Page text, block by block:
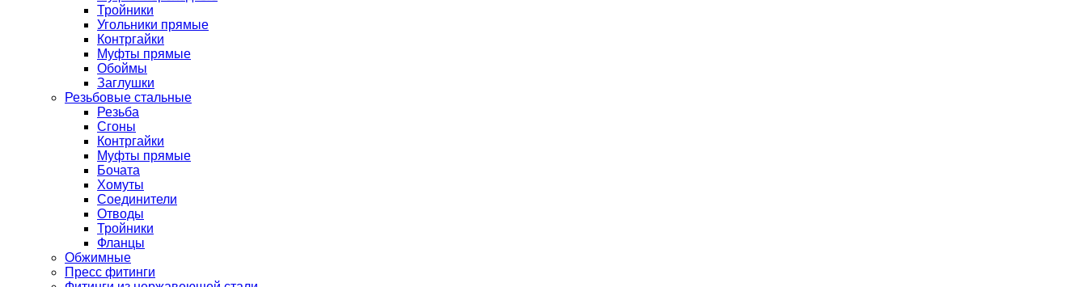
Тройники
Угольники прямые
Контргайки
Муфты прямые
Обоймы
Заглушки
Резьбовые стальные
Резьба
Сгоны
Контргайки
Муфты прямые
Бочата
Хомуты
Соединители
Отводы
Тройники
Фланцы
Обжимные
Пресс фитинги